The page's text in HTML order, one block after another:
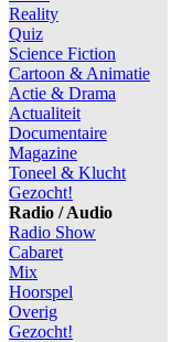
Reality
Quiz
Science Fiction
Cartoon & Animatie
Actie & Drama
Actualiteit
Documentaire
Magazine
Toneel & Klucht
Gezocht!
Radio / Audio
Radio Show
Cabaret
Mix
Hoorspel
Overig
Gezocht!